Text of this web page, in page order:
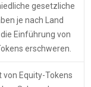
gesetzliche
je nach Land
Einführung von
erschweren.
von Equity-Tokens